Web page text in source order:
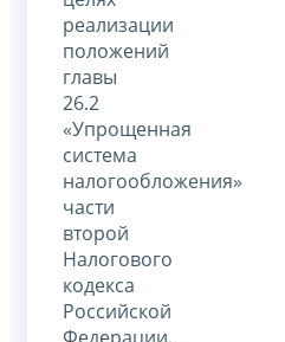
реализации
положений
главы
26.2
«Упрощенная
система
налогообложения»
части
второй
Налогового
кодекса
Российской
Федерации,